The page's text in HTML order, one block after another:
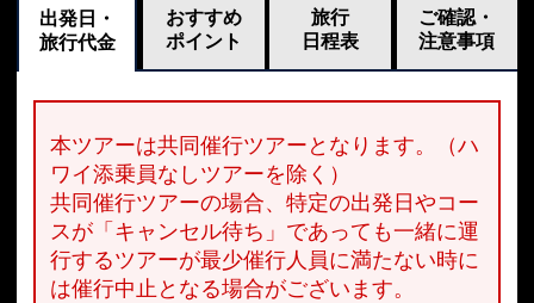
出発日・
旅行代金
おすすめ
ポイント
旅行
日程表
ご確認・
注意事項
本ツアーは共同催行ツアーとなります。（ハ
ワイ添乗員なしツアーを除く）
共同催行ツアーの場合、特定の出発日やコー
スが「キャンセル待ち」であっても一緒に運
行するツアーが最少催行人員に満たない時に
は催行中止となる場合がございます。